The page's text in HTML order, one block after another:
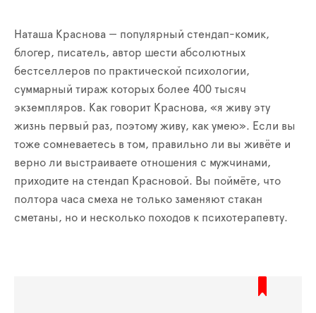
Наташа Краснова — популярный стендап-комик,
блогер, писатель, автор шести абсолютных
бестселлеров по практической психологии,
суммарный тираж которых более 400 тысяч
экземпляров. Как говорит Краснова, «я живу эту
жизнь первый раз, поэтому живу, как умею». Если вы
тоже сомневаетесь в том, правильно ли вы живёте и
верно ли выстраиваете отношения с мужчинами,
приходите на стендап Красновой. Вы поймёте, что
полтора часа смеха не только заменяют стакан
сметаны, но и несколько походов к психотерапевту.